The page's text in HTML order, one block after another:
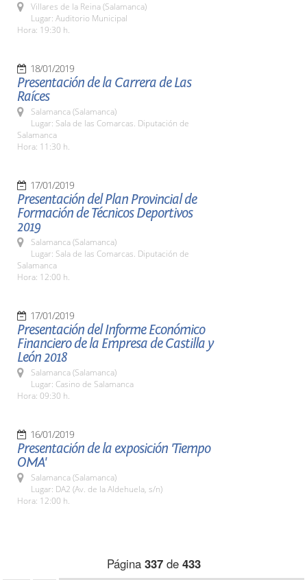
Villares de la Reina (Salamanca)
Lugar: Auditorio Municipal
Hora: 19:30 h.
18/01/2019
Presentación de la Carrera de Las
Raíces
Salamanca (Salamanca)
Lugar: Sala de las Comarcas. Diputación de
Salamanca
Hora: 11:30 h.
17/01/2019
Presentación del Plan Provincial de
Formación de Técnicos Deportivos
2019
Salamanca (Salamanca)
Lugar: Sala de las Comarcas. Diputación de
Salamanca
Hora: 12:00 h.
17/01/2019
Presentación del Informe Económico
Financiero de la Empresa de Castilla y
León 2018
Salamanca (Salamanca)
Lugar: Casino de Salamanca
Hora: 09:30 h.
16/01/2019
Presentación de la exposición 'Tiempo
OMA'
Salamanca (Salamanca)
Lugar: DA2 (Av. de la Aldehuela, s/n)
Hora: 12:00 h.
Página 337de 433